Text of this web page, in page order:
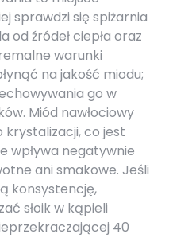
sprawdzi się spiżarnia
od źródeł ciepła oraz
warunki
na jakość miodu;
go w
Miód nawłociowy
co jest
wpływa negatywnie
ani smakowe. Jeśli
konsystencję,
słoik w kąpieli
40